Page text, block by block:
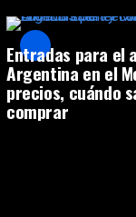
Entradas para el
Argentina en el
precios, cuándo
comprar